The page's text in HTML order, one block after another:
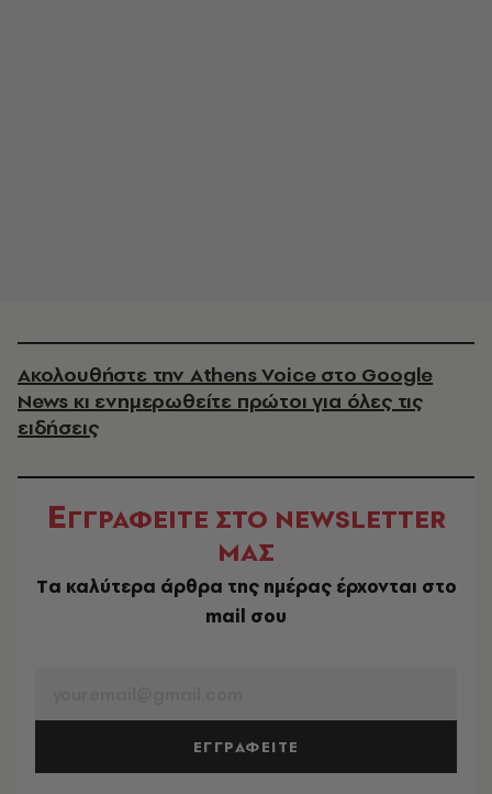
Ακολουθήστε την Athens Voice στο Google
News κι ενημερωθείτε πρώτοι για όλες τις
ειδήσεις
ΕΓΓΡΑΦΕΙΤΕ ΣΤΟ NEWSLETTER
ΜΑΣ
Tα καλύτερα άρθρα της ημέρας έρχονται στο
mail σου
ΕΓΓΡΑΦΕΙΤΕ